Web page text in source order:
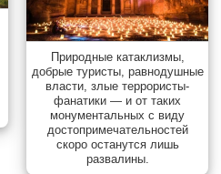
Природные катаклизмы,
добрые туристы, равнодушные
власти, злые террористы-
фанатики — и от таких
монументальных с виду
достопримечательностей
скоро останутся лишь
развалины.